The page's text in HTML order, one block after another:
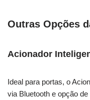
Outras Opções
Acionador
Ideal para portas, o
via Bluetooth e opção